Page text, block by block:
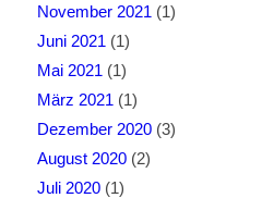
November 2021 (1)
Juni 2021 (1)
Mai 2021 (1)
März 2021 (1)
Dezember 2020(3)
August 2020(2)
Juli 2020(1)